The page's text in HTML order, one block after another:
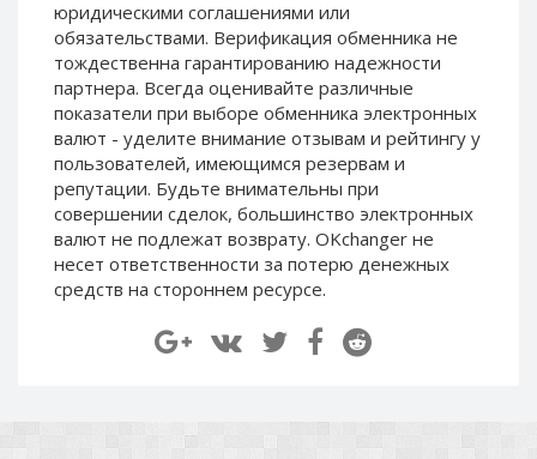
юридическими соглашениями или
обязательствами. Верификация обменника не
тождественна гарантированию надежности
партнера. Всегда оценивайте различные
показатели при выборе обменника электронных
валют - уделите внимание отзывам и рейтингу у
пользователей, имеющимся резервам и
репутации. Будьте внимательны при
совершении сделок, большинство электронных
валют не подлежат возврату. OKchanger не
несет ответственности за потерю денежных
средств на стороннем ресурсе.
Capitalist USD
Capitalist RUB
Capitalist EUR
Payoneer USD
Payoneer EUR
Revolut Binance USD
(BUSD)
Revolut USD
Global24 UAH
Capitalist USD
Capitalist RUB
Capitalist EUR
Payoneer USD
Payoneer EUR
Revolut Binance USD
(BUSD)
Revolut USD
Revolut EUR
Piastrix EUR